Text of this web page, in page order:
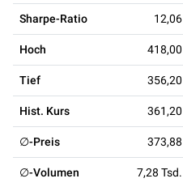
Sharpe-Ratio 12,06
Hoch 418,00
Tief 356,20
Hist. Kurs 361,20
∅-Preis 373,88
∅-Volumen 7,28 Tsd.